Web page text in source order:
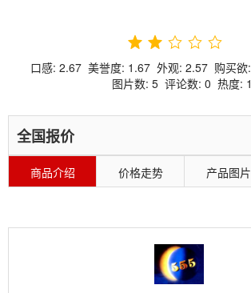
口感: 2.67 美誉度: 1.67 外观: 2.57 购买欲:
图片数: 5 评论数: 0 热度: 1
全国报价
商品介绍 价格走势 产品图片